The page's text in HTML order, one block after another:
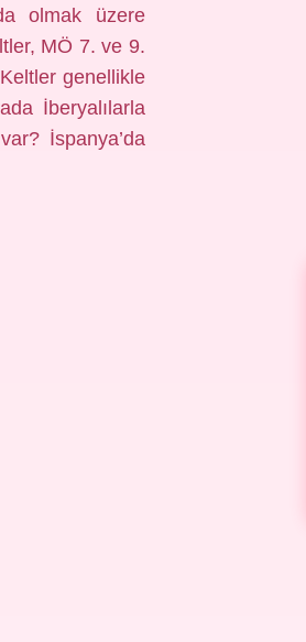
olmak üzere
MÖ 7. ve 9.
genellikle
İberyalılarla
İspanya’da